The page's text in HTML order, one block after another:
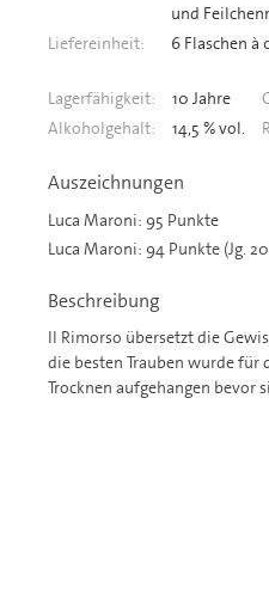
und
Liefereinheit:
6 Flaschen à
Lagerfähigkeit: 10 Jahre
Alkoholgehalt:
14,5 % vol.
Auszeichnungen
Luca Maroni: 95 Punkte
Luca Maroni: 94 Punkte (Jg.
Beschreibung
Il Rimorso übersetzt die
die besten Trauben wurde für
Trocknen aufgehangen bevor